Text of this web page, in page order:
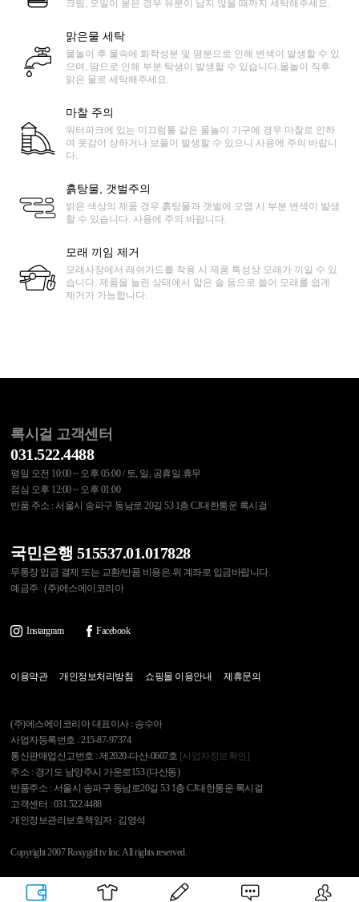
크림, 오일이 묻은 경우 유분이 남지 않을 때까지 세탁해주세요.
맑은물 세탁
물놀이 후 물속에 화학성분 및 염분으로 인해 변색이 발생할 수 있
으며, 땀으로 인해 부분 탁생이 발생할 수 있습니다.물놀이 직후
맑은 물로 세탁해주세요.
마찰 주의
워터파크에 있는 미끄럼틀 같은 물놀이 기구에 경우 마찰로 인하
여 옷감이 상하거나 보풀이 발생할 수 있으니 사용에 주의 바랍니
다.
흙탕물, 갯벌주의
밝은 색상의 제품 경우 흙탕물과 갯벌에 오염 시 부분 변색이 발생
할 수 있습니다. 사용에 주의 바랍니다.
모래 끼임 제거
모래사장에서 래쉬가드를 착용 시 제품 특성상 모래가 끼일 수 있
습니다. 제품을 늘린 상태에서 얇은 솔 등으로 쓸어 모래를 쉽게
제거가 가능합니다.
록시걸 고객센터
031.522.4488
평일 오전 10:00 ~ 오후 05:00 / 토, 일, 공휴일 휴무
점심 오후 12:00 ~ 오후 01:00
반품 주소 : 서울시 송파구 동남로 20길 53 1층 CJ대한통운 록시걸
국민은행 515537.01.017828
무통장 입금 결제 또는 교환/반품 비용은 위 계좌로 입금바랍니다.
예금주 : (주)에스에이코리아
Instargram Facebook
이용약관 개인정보처리방침 쇼핑몰 이용안내 제휴문의
(주)에스에이코리아 대표이사 : 송수아
사업자등록번호 : 215-87-97374
통신판매업신고번호 : 제2020-다산-0607호 [사업자정보확인]
주소 : 경기도 남양주시 가운로153 (다산동)
반품주소 : 서울시 송파구 동남로20길 53 1층 CJ대한통운 록시걸
고객센터 : 031.522.4488
개인정보관리보호책임자 : 김영석
Copyright 2007 Roxygirl.tv Inc. All rights reserved.
록시걸 PC Ver